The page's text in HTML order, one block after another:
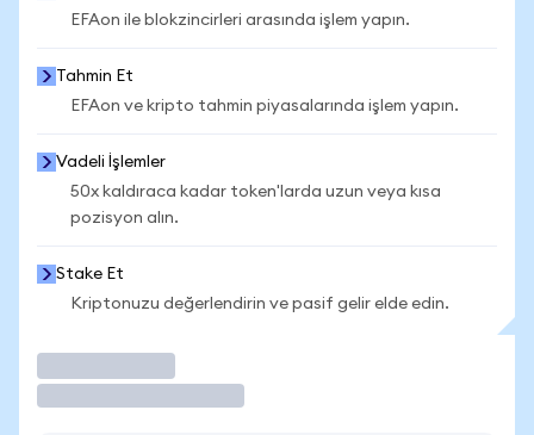
EFAon ile blokzincirleri arasında işlem yapın.
Tahmin Et
EFAon ve kripto tahmin piyasalarında işlem yapın.
Vadeli İşlemler
50x kaldıraca kadar token'larda uzun veya kısa
pozisyon alın.
Stake Et
Kriptonuzu değerlendirin ve pasif gelir elde edin.